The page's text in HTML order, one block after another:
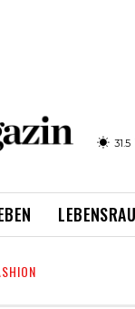
31.5